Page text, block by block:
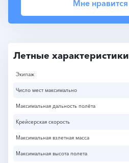
Мне нравится
Летные характеристики
Экипаж
Число мест максимально
Максимальная дальность полёта
Крейсерская скорость
Максимальная взлетная масса
Максимальная высота полета